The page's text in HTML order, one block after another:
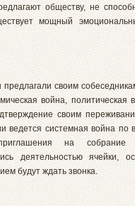
обществу, не
мощный
своим
война, политическая
своим
ведется системная война по
на собрание
деятельностью ячейки,
будут ждать звонка.